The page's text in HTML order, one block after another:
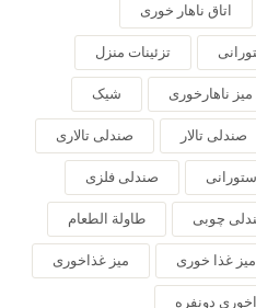
اتاق ناهار خوری
تزئینات منزل
ناهارخوری شیک
صندلی تالار صندلی تالاری
صندلی فلزی
چوبی طاولة الطعام
میز غذا خوری میز غذاخوری
دونفره